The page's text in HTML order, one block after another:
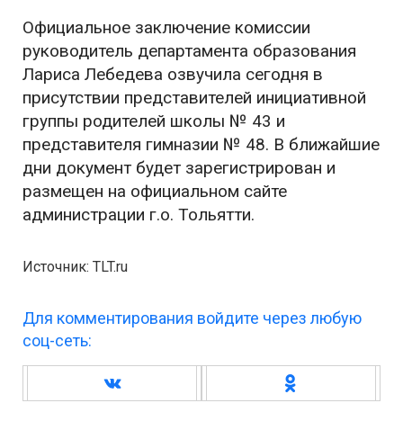
Официальное заключение комиссии
руководитель департамента образования
Лариса Лебедева озвучила сегодня в
присутствии представителей инициативной
группы родителей школы № 43 и
представителя гимназии № 48. В ближайшие
дни документ будет зарегистрирован и
размещен на официальном сайте
администрации г.о. Тольятти.
Источник: TLT.ru
Для комментирования войдите через любую
соц-сеть: